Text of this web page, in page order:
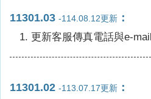
11301.03 -114.08.12更新 ：
更新客服傳真電話與e-mail
11301.02 -113.07.17更新 ：